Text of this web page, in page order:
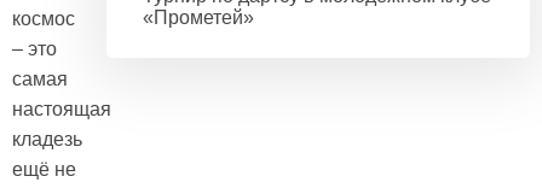
космос
– это
самая
настоящая
кладезь
ещё не
«Прометей»